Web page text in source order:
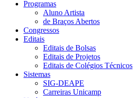
Programas
Aluno Artista
de Braços Abertos
Congressos
Editais
Editais de Bolsas
Editais de Projetos
Editais de Colégios Técnicos
Sistemas
SIG-DEAPE
Carreiras Unicamp